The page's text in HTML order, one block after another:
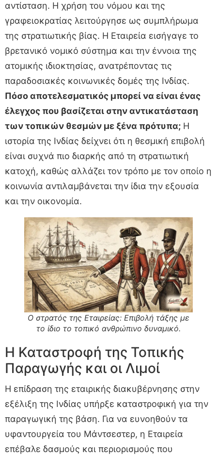
αντίσταση. Η χρήση του νόμου και της
γραφειοκρατίας λειτούργησε ως συμπλήρωμα
της στρατιωτικής βίας. Η Εταιρεία εισήγαγε το
βρετανικό νομικό σύστημα και την έννοια της
ατομικής ιδιοκτησίας, ανατρέποντας τις
παραδοσιακές κοινωνικές δομές της Ινδίας.
Πόσο αποτελεσματικός μπορεί να είναι ένας
έλεγχος που βασίζεται στην αντικατάσταση
των τοπικών θεσμών με ξένα πρότυπα; Η
ιστορία της Ινδίας δείχνει ότι η θεσμική επιβολή
είναι συχνά πιο διαρκής από τη στρατιωτική
κατοχή, καθώς αλλάζει τον τρόπο με τον οποίο η
κοινωνία αντιλαμβάνεται την ίδια την εξουσία
και την οικονομία.
Ο στρατός της Εταιρείας: Επιβολή τάξης με
το ίδιο το τοπικό ανθρώπινο δυναμικό.
Η Καταστροφή της Τοπικής
Παραγωγής και οι Λιμοί
Η επίδραση της εταιρικής διακυβέρνησης στην
εξέλιξη της Ινδίας υπήρξε καταστροφική για την
παραγωγική της βάση. Για να ευνοηθούν τα
υφαντουργεία του Μάντσεστερ, η Εταιρεία
επέβαλε δασμούς και περιορισμούς που